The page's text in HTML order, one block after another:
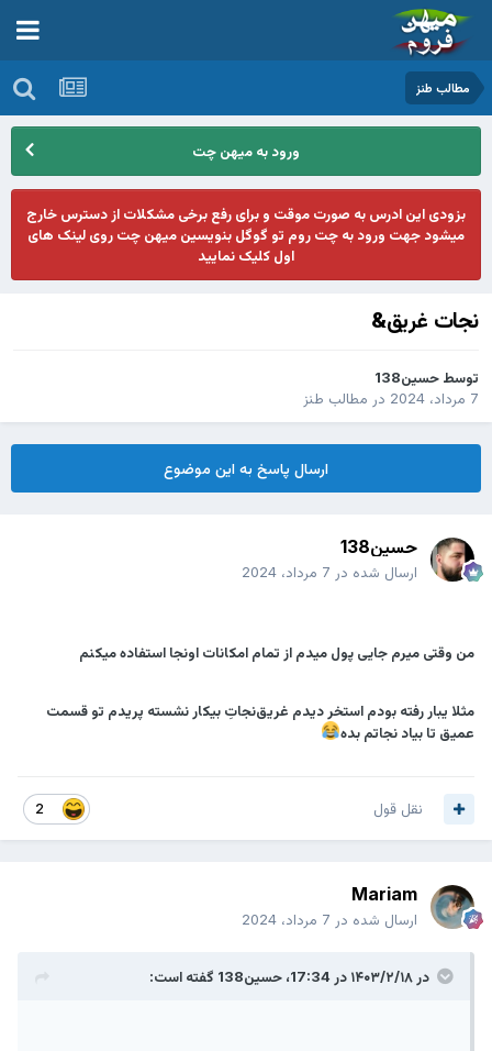
مطالب طنز
ورود به میهن چت
بزودی این ادرس به صورت موقت و برای رفع برخی مشکلات از دسترس خارج
میشود جهت ورود به چت روم تو گوگل بنویسین میهن چت روی لینک های
اول کلیک نمایید
نجات غریق&
توسط حسین138
7 مرداد، 2024
در مطالب طنز
ارسال پاسخ به این موضوع
حسین138
ارسال شده در 7 مرداد، 2024
‏من وقتی میرم جایی پول میدم از تمام امکانات اونجا استفاده میکنم
مثلا یبار رفته بودم استخر دیدم غریق‌نجاتِ بیکار نشسته پریدم تو قسمت
عمیق تا بیاد نجاتم بده
2 نقل قول
Mariam
ارسال شده در 7 مرداد، 2024
در ۱۴۰۳/۲/۱۸ در 17:34، حسین138 گفته است: